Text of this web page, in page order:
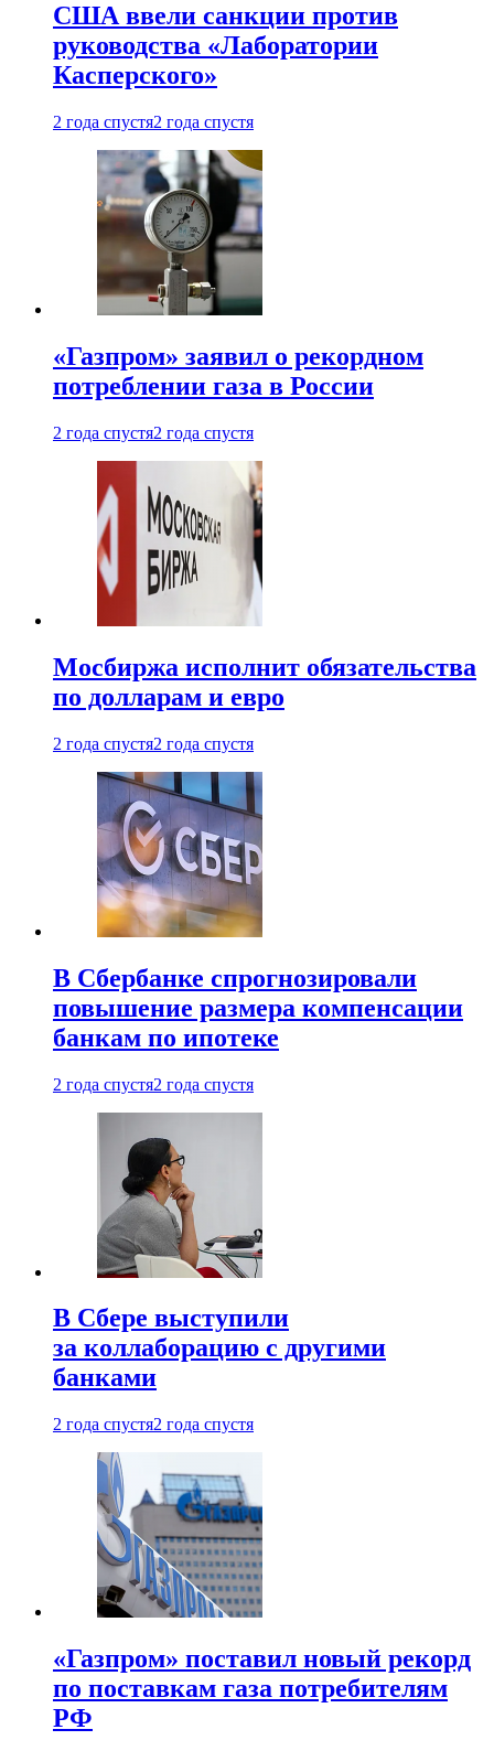
США ввели санкции против
руководства «Лаборатории
Касперского»
2 года спустя2 года спустя
«Газпром» заявил о рекордном
потреблении газа в России
2 года спустя2 года спустя
Мосбиржа исполнит обязательства
по долларам и евро
2 года спустя2 года спустя
В Сбербанке спрогнозировали
повышение размера компенсации
банкам по ипотеке
2 года спустя2 года спустя
В Сбере выступили
за коллаборацию с другими
банками
2 года спустя2 года спустя
«Газпром» поставил новый рекорд
по поставкам газа потребителям
РФ